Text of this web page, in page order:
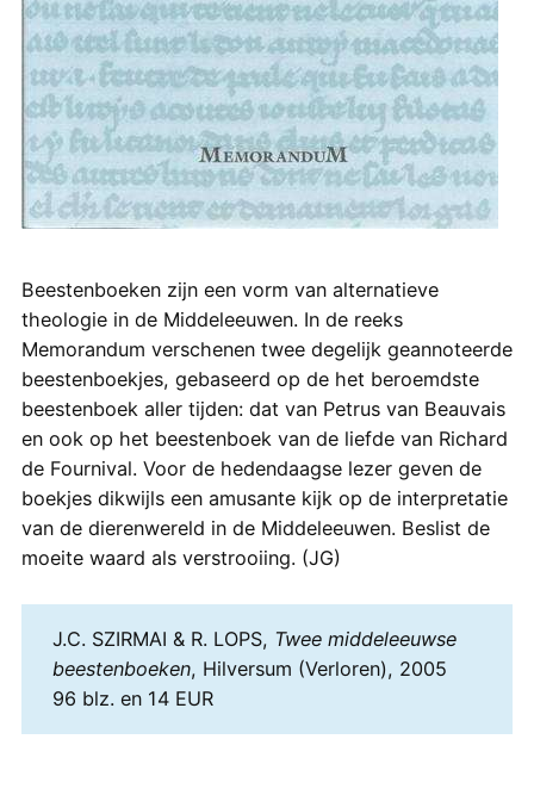
Beestenboeken zijn een vorm van alternatieve
theologie in de Middeleeuwen. In de reeks
Memorandum verschenen twee degelijk geannoteerde
beestenboekjes, gebaseerd op de het beroemdste
beestenboek aller tijden: dat van Petrus van Beauvais
en ook op het beestenboek van de liefde van Richard
de Fournival. Voor de hedendaagse lezer geven de
boekjes dikwijls een amusante kijk op de interpretatie
van de dierenwereld in de Middeleeuwen. Beslist de
moeite waard als verstrooiing. (JG)
J.C. SZIRMAI & R. LOPS, Twee middeleeuwse
beestenboeken, Hilversum (Verloren), 2005
96 blz. en 14 EUR